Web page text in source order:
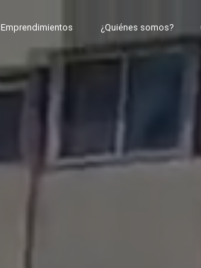
Emprendimientos ¿Quiénes somos?